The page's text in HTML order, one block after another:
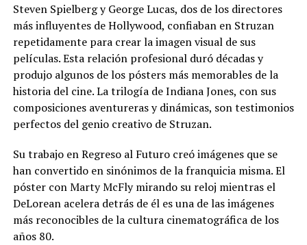
Steven Spielberg y George Lucas, dos de los directores
más influyentes de Hollywood, confiaban en Struzan
repetidamente para crear la imagen visual de sus
películas. Esta relación profesional duró décadas y
produjo algunos de los pósters más memorables de la
historia del cine. La trilogía de Indiana Jones, con sus
composiciones aventureras y dinámicas, son testimonios
perfectos del genio creativo de Struzan.
Su trabajo en Regreso al Futuro creó imágenes que se
han convertido en sinónimos de la franquicia misma. El
póster con Marty McFly mirando su reloj mientras el
DeLorean acelera detrás de él es una de las imágenes
más reconocibles de la cultura cinematográfica de los
años 80.